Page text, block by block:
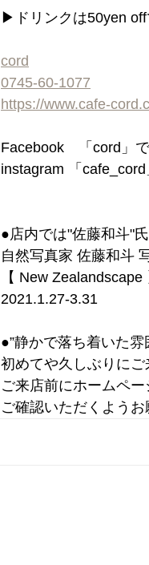
▶︎ドリンクは50yen off
cord
0745-60-1077
https://www.cafe-
Facebook　「cord」
instagram 「cafe_cord
●店内では"佐藤和斗"
自然写真家 佐藤和斗
【 New Zealandscape
2021.1.27-3.31
●”静かで落ち着いた
初めてや久しぶりに
ご来店前にホームペ
ご確認いただくようお